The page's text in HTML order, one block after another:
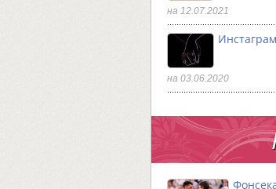
на 12.07.2021
на 03.06.2020